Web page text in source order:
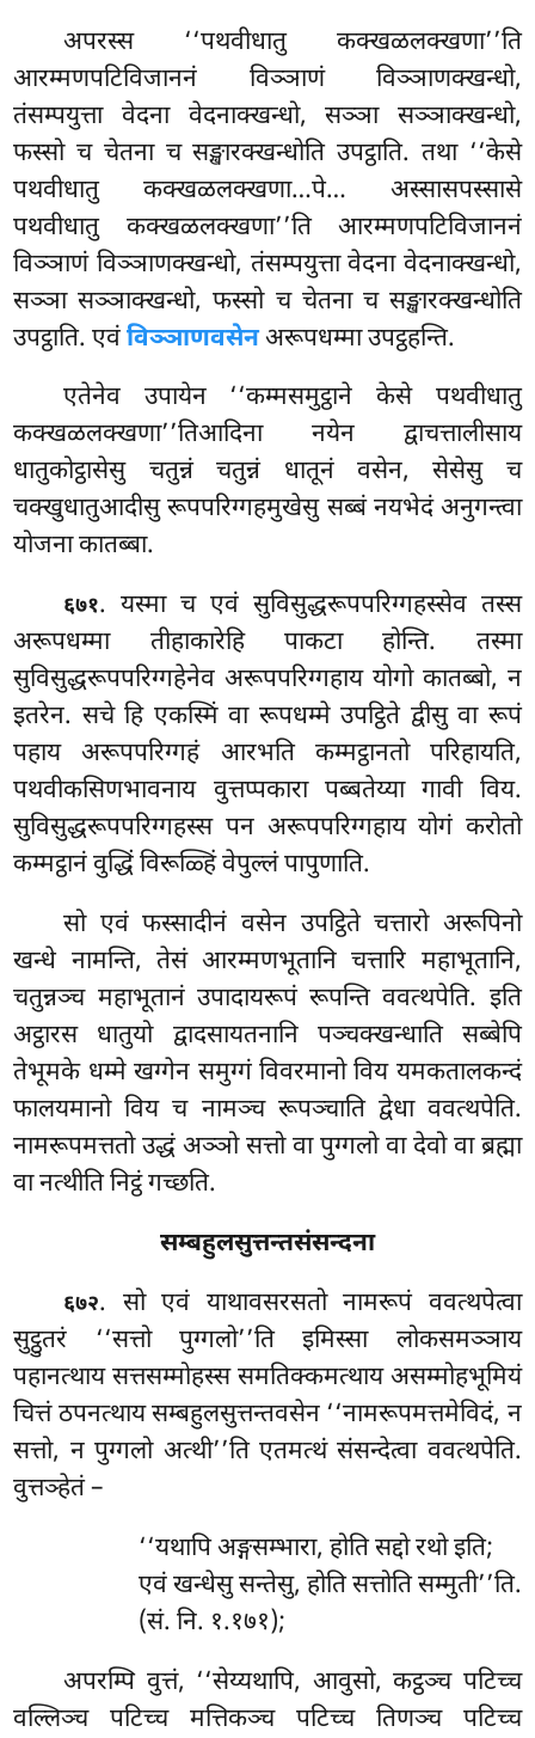
अपरस्स ‘‘पथवीधातु कक्खळलक्खणा’’ति
आरम्मणपटिविजाननं विञ्ञाणं विञ्ञाणक्खन्धो,
तंसम्पयुत्ता वेदना वेदनाक्खन्धो, सञ्ञा सञ्ञाक्खन्धो,
फस्सो च चेतना च सङ्खारक्खन्धोति उपट्ठाति. तथा ‘‘केसे
पथवीधातु कक्खळलक्खणा…पे… अस्सासपस्सासे
पथवीधातु कक्खळलक्खणा’’ति आरम्मणपटिविजाननं
विञ्ञाणं विञ्ञाणक्खन्धो, तंसम्पयुत्ता वेदना वेदनाक्खन्धो,
सञ्ञा सञ्ञाक्खन्धो, फस्सो च चेतना च सङ्खारक्खन्धोति
उपट्ठाति. एवंविञ्ञाणवसेनअरूपधम्मा उपट्ठहन्ति.
एतेनेव उपायेन ‘‘कम्मसमुट्ठाने केसे पथवीधातु
कक्खळलक्खणा’’तिआदिना नयेन द्वाचत्तालीसाय
धातुकोट्ठासेसु चतुन्नं चतुन्नं धातूनं वसेन, सेसेसु च
चक्खुधातुआदीसु रूपपरिग्गहमुखेसु सब्बं नयभेदं अनुगन्त्वा
योजना कातब्बा.
६७१. यस्मा च एवं सुविसुद्धरूपपरिग्गहस्सेव तस्स
अरूपधम्मा तीहाकारेहि पाकटा होन्ति. तस्मा
सुविसुद्धरूपपरिग्गहेनेव अरूपपरिग्गहाय योगो कातब्बो, न
इतरेन. सचे हि एकस्मिं वा रूपधम्मे उपट्ठिते द्वीसु वा रूपं
पहाय अरूपपरिग्गहं आरभति कम्मट्ठानतो परिहायति,
पथवीकसिणभावनाय वुत्तप्पकारा पब्बतेय्या गावी विय.
सुविसुद्धरूपपरिग्गहस्स पन अरूपपरिग्गहाय योगं करोतो
कम्मट्ठानं वुद्धिं विरूळ्हिं वेपुल्लं पापुणाति.
सो एवं फस्सादीनं वसेन उपट्ठिते चत्तारो अरूपिनो
खन्धे नामन्ति, तेसं आरम्मणभूतानि चत्तारि महाभूतानि,
चतुन्नञ्च महाभूतानं उपादायरूपं रूपन्ति ववत्थपेति. इति
अट्ठारस धातुयो द्वादसायतनानि पञ्चक्खन्धाति सब्बेपि
तेभूमके धम्मे खग्गेन समुग्गं विवरमानोविय यमकतालकन्दं
फालयमानो विय च नामञ्च रूपञ्चाति द्वेधा ववत्थपेति.
नामरूपमत्ततो उद्धं अञ्ञो सत्तो वा पुग्गलो वा देवो वा ब्रह्मा
वा नत्थीति निट्ठं गच्छति.
सम्बहुलसुत्तन्तसंसन्दना
६७२. सोएवं याथावसरसतो नामरूपं ववत्थपेत्वा
सुट्ठुतरं ‘‘सत्तो पुग्गलो’’ति इमिस्सा लोकसमञ्ञाय
पहानत्थाय सत्तसम्मोहस्स समतिक्कमत्थाय असम्मोहभूमियं
चित्तं ठपनत्थाय सम्बहुलसुत्तन्तवसेन ‘‘नामरूपमत्तमेविदं, न
सत्तो, न पुग्गलो अत्थी’’ति एतमत्थं संसन्देत्वा ववत्थपेति.
वुत्तञ्हेतं –
‘‘यथापि अङ्गसम्भारा, होति सद्दो रथो इति;
एवं खन्धेसु सन्तेसु, होति सत्तोति सम्मुती’’ति.
(सं. नि. १.१७१);
अपरम्पि वुत्तं, ‘‘सेय्यथापि, आवुसो, कट्ठञ्च पटिच्च
वल्लिञ्च पटिच्च मत्तिकञ्च पटिच्च तिणञ्च पटिच्च